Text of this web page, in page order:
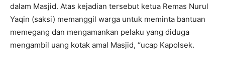
dalam Masjid. Atas kejadian tersebut ketua Remas Nurul
Yaqin (saksi) memanggil warga untuk meminta bantuan
memegang dan mengamankan pelaku yang diduga
mengambil uang kotak amal Masjid, “ucap Kapolsek.